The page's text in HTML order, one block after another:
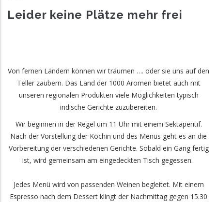
Leider keine Plätze mehr frei
Von fernen Ländern können wir träumen …. oder sie uns auf den
Teller zaubern. Das Land der 1000 Aromen bietet auch mit
unseren regionalen Produkten viele Möglichkeiten typisch
indische Gerichte zuzubereiten.
Wir beginnen in der Regel um 11 Uhr mit einem Sektaperitif.
Nach der Vorstellung der Köchin und des Menüs geht es an die
Vorbereitung der verschiedenen Gerichte. Sobald ein Gang fertig
ist, wird gemeinsam am eingedeckten Tisch gegessen.
Jedes Menü wird von passenden Weinen begleitet. Mit einem
Espresso nach dem Dessert klingt der Nachmittag gegen 15.30